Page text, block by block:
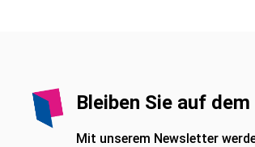
Bleiben Sie auf
Mit unserem Newsletter